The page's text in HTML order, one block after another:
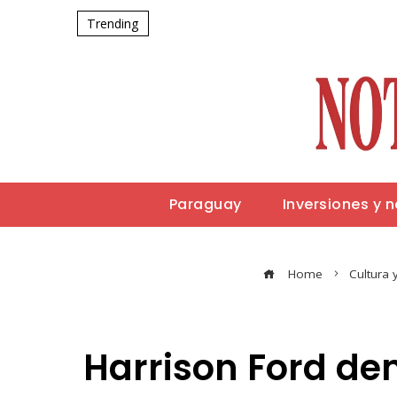
Trending
Paraguay Inversiones y
Home Cultura
Harrison Ford